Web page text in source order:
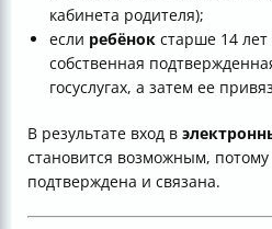
кабинета родителя);
если ребёнок старше 14
собственная
госуслугах, а затем ее
В результате вход в
становится возможным,
подтверждена и связана.